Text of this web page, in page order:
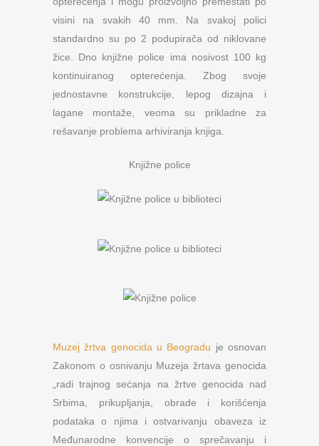
visini na svakih 40 mm. Na svakoj polici
standardno su po 2 podupirača od niklovane
žice. Dno knjižne police ima nosivost 100 kg
kontinuiranog opterećenja. Zbog svoje
jednostavne konstrukcije, lepog dizajna i
lagane montaže, veoma su prikladne za
rešavanje problema arhiviranja knjiga.
Knjižne police
Muzej žrtva genocida u Beogradu je osnovan
Zakonom o osnivanju Muzeja žrtava genocida
„radi trajnog sećanja na žrtve genocida nad
Srbima, prikupljanja, obrade i korišćenja
podataka o njima i ostvarivanju obaveza iz
Međunarodne konvencije o sprečavanju i